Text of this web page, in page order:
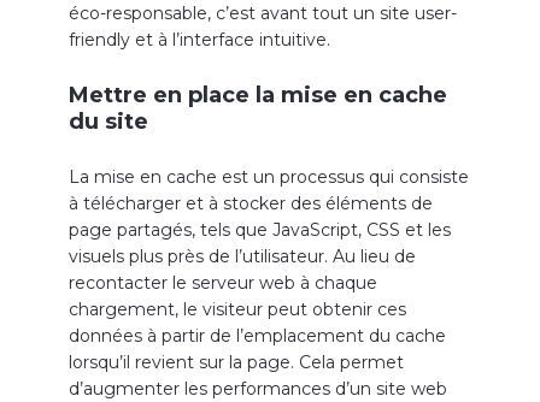
éco-responsable, c’est avant tout un site user-
friendly et à l’interface intuitive.
Mettre en place la mise en cache
du site
La mise en cache est un processus qui consiste
à télécharger et à stocker des éléments de
page partagés, tels que JavaScript, CSS et les
visuels plus près de l’utilisateur. Au lieu de
recontacter le serveur web à chaque
chargement, le visiteur peut obtenir ces
données à partir de l’emplacement du cache
lorsqu’il revient sur la page. Cela permet
d’augmenter les performances d’un site web